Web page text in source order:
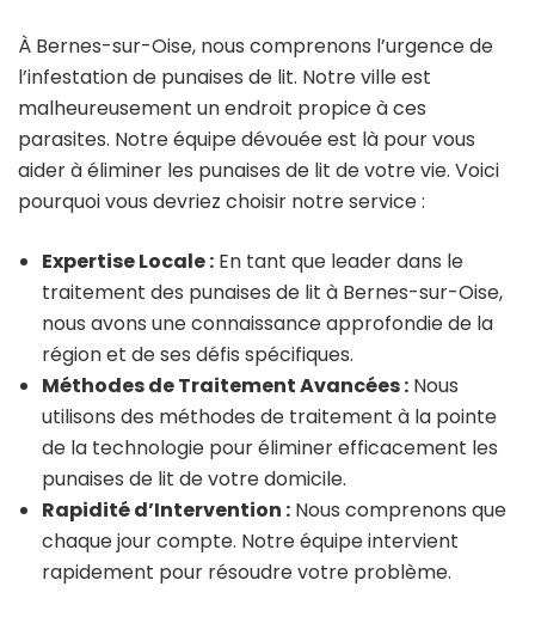
À Bernes-sur-Oise, nous comprenons l’urgence de
l’infestation de punaises de lit. Notre ville est
malheureusement un endroit propice à ces
parasites. Notre équipe dévouée est là pour vous
aider à éliminer les punaises de lit de votre vie. Voici
pourquoi vous devriez choisir notre service :
Expertise Locale : En tant que leader dans le
traitement des punaises de lit à Bernes-sur-Oise,
nous avons une connaissance approfondie de la
région et de ses défis spécifiques.
Méthodes de Traitement Avancées : Nous
utilisons des méthodes de traitement à la pointe
de la technologie pour éliminer efficacement les
punaises de lit de votre domicile.
Rapidité d’Intervention : Nous comprenons que
chaque jour compte. Notre équipe intervient
rapidement pour résoudre votre problème.